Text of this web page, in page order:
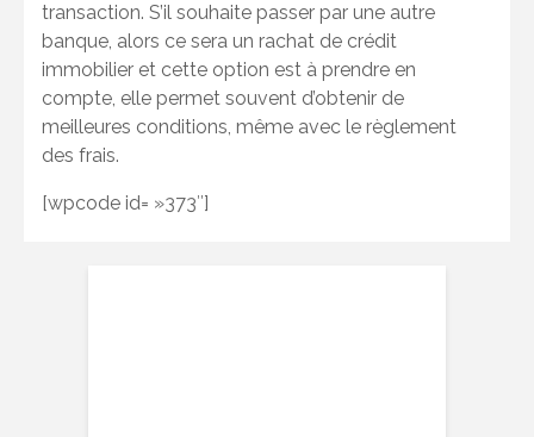
transaction. S’il souhaite passer par une autre
banque, alors ce sera un rachat de crédit
immobilier et cette option est à prendre en
compte, elle permet souvent d’obtenir de
meilleures conditions, même avec le règlement
des frais.
[wpcode id= »373″]